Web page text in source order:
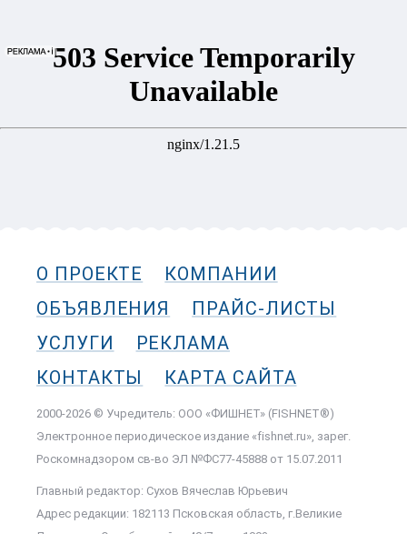
О ПРОЕКТЕ
КОМПАНИИ
ОБЪЯВЛЕНИЯ
ПРАЙС-ЛИСТЫ
УСЛУГИ
РЕКЛАМА
КОНТАКТЫ
КАРТА САЙТА
2000-2026 © Учредитель: ООО «ФИШНЕТ» (FISHNET®)
Электронное периодическое издание «fishnet.ru», зарег.
Роскомнадзором cв-во ЭЛ №ФС77-45888 от 15.07.2011
Главный редактор: Сухов Вячеслав Юрьевич
Адрес редакции: 182113 Псковская область, г.Великие